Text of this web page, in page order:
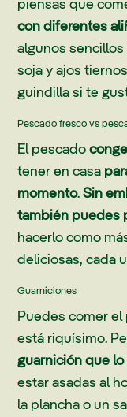
piensas que
con diferentes
algunos
soja y ajos
guindilla si te
Pescado fresco vs
El pescado
tener en casa
momento.Sin
también puedes
hacerlo como
deliciosas, cada
Guarniciones
Puedes comer el
está riquísimo.
guarnición que
estar asadas al
la plancha o un